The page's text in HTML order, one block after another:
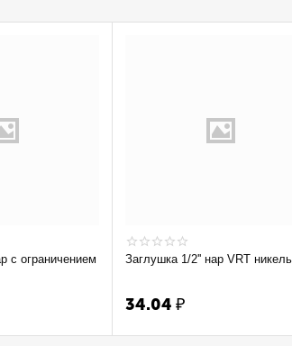
Заглушка 1/2'' нар VRT никель
34.04 ₽